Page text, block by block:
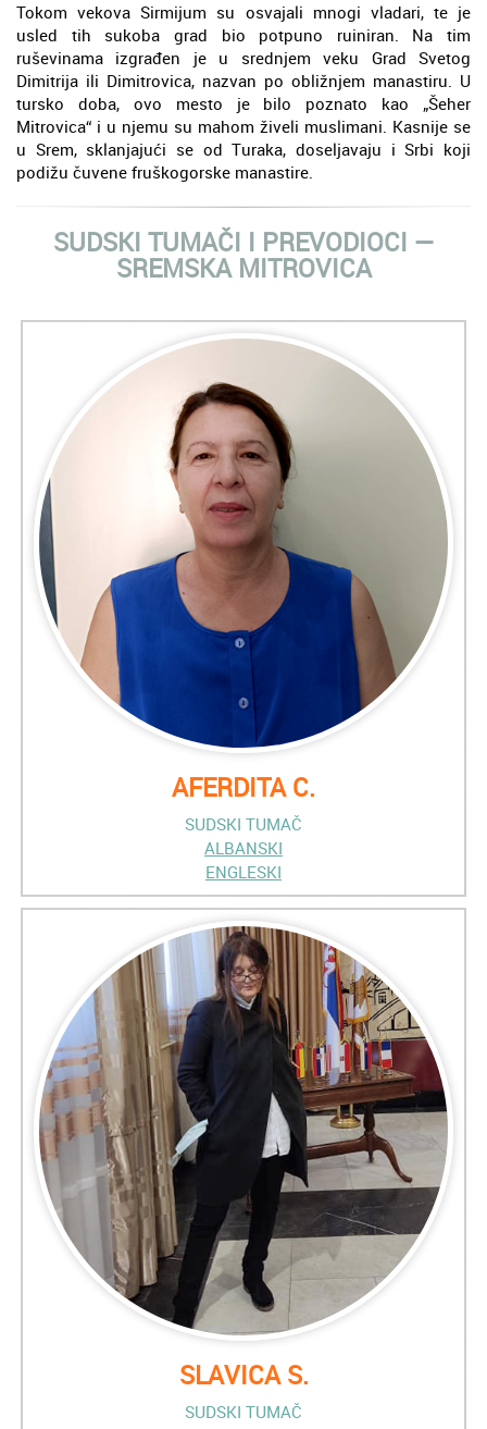
Tokom vekova Sirmijum su osvajali mnogi vladari, te je
usled tih sukoba grad bio potpuno ruiniran. Na tim
ruševinama izgrađen je u srednjem veku Grad Svetog
Dimitrija ili Dimitrovica, nazvan po obližnjem manastiru. U
tursko doba, ovo mesto je bilo poznato kao „Šeher
Mitrovica“ i u njemu su mahom živeli muslimani. Kasnije se
u Srem, sklanjajući se od Turaka, doseljavaju i Srbi koji
podižu čuvene fruškogorske manastire.
SUDSKI TUMAČI I PREVODIOCI ―
SREMSKA MITROVICA
AFERDITA C.
SUDSKI TUMAČ
ALBANSKI
ENGLESKI
SLAVICA S.
SUDSKI TUMAČ